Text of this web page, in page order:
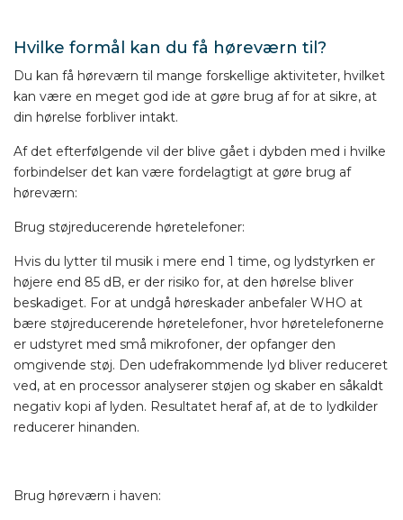
Hvilke formål kan du få høreværn til?
Du kan få høreværn til mange forskellige aktiviteter, hvilket
kan være en meget god ide at gøre brug af for at sikre, at
din hørelse forbliver intakt.
Af det efterfølgende vil der blive gået i dybden med i hvilke
forbindelser det kan være fordelagtigt at gøre brug af
høreværn:
Brug støjreducerende høretelefoner:
Hvis du lytter til musik i mere end 1 time, og lydstyrken er
højere end 85 dB, er der risiko for, at den hørelse bliver
beskadiget. For at undgå høreskader anbefaler WHO at
bære støjreducerende høretelefoner, hvor høretelefonerne
er udstyret med små mikrofoner, der opfanger den
omgivende støj. Den udefrakommende lyd bliver reduceret
ved, at en processor analyserer støjen og skaber en såkaldt
negativ kopi af lyden. Resultatet heraf af, at de to lydkilder
reducerer hinanden.
Brug høreværn i haven: